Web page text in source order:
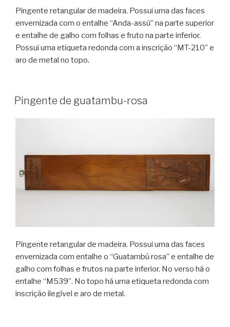
Pingente retangular de madeira. Possui uma das faces
envernizada com o entalhe “Anda-assú” na parte superior
e entalhe de galho com folhas e fruto na parte inferior.
Possui uma etiqueta redonda com a inscrição “MT-210” e
aro de metal no topo.
Pingente de guatambu-rosa
Pingente retangular de madeira. Possui uma das faces
envernizada com entalhe o “Guatambú rosa” e entalhe de
galho com folhas e frutos na parte inferior. No verso há o
entalhe “M539”. No topo há uma etiqueta redonda com
inscrição ilegível e aro de metal.